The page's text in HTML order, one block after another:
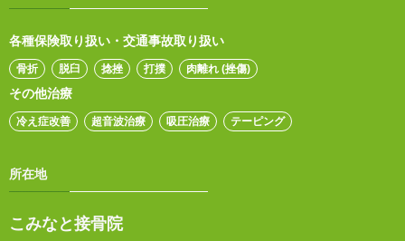
各種保険取り扱い・交通事故取り扱い
骨折 脱臼 捻挫 打撲 肉離れ (挫傷)
その他治療
冷え症改善 超音波治療 吸圧治療 テーピング
所在地
こみなと接骨院